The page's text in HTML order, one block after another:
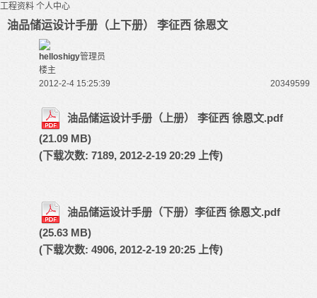
工程资料 个人中心
油品储运设计手册（上下册） 李征西 徐恩文
helloshigy管理员
楼主
2012-2-4 15:25:39
20349599
油品储运设计手册（上册） 李征西 徐恩文.pdf
(21.09 MB)
(下载次数: 7189, 2012-2-19 20:29 上传)
油品储运设计手册（下册）李征西 徐恩文.pdf
(25.63 MB)
(下载次数: 4906, 2012-2-19 20:25 上传)